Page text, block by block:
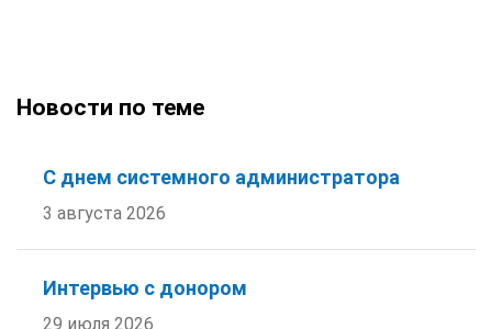
Новости по теме
С днем системного администратора
3 августа 2026
Интервью с донором
29 июля 2026